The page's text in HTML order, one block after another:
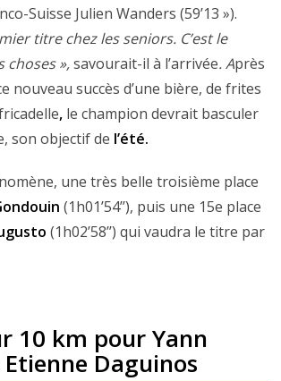
Suisse Julien Wanders (59’13 »).
titre chez les seniors. C’est le
choses »,savourait-il à l’arrivée. Après
nouveau succès d’une bière, de frites
, le champion devrait basculer
son objectif de l’été.
une très belle troisième place
(1h01’54’’), puis une 15e place
(1h02’58’’) qui vaudra le titre par
10 km pour Yann
Daguinos